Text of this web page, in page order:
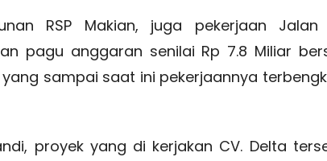
RSP Makian, juga pekerjaan Jalan
pagu anggaran senilai Rp 7.8 Miliar
yang sampai saat ini pekerjaannya
proyek yang di kerjakan CV. Delta